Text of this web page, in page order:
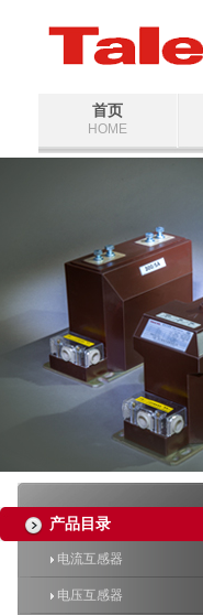
首页
HOME
产品目录
电流互感器
电压互感器